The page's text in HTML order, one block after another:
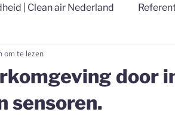
| Clean air Nederland
| Clean air Nederland
| Clean air Nederland
door
sensoren.
om te lezen